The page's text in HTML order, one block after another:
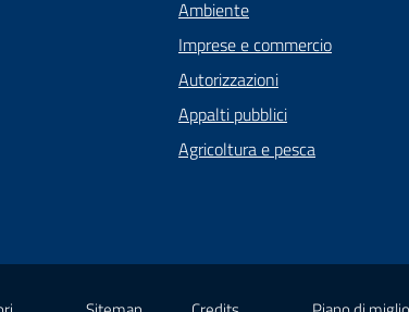
Ambiente
Imprese e commercio
Autorizzazioni
Appalti pubblici
Agricoltura e pesca